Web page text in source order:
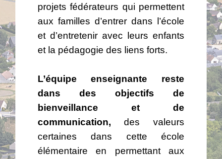
projets fédérateurs qui permettent
aux familles d’entrer dans l’école
et d’entretenir avec leurs enfants
et la pédagogie des liens forts.
L’équipe enseignante reste
dans des objectifs de
bienveillance et de
communication, des valeurs
certaines dans cette école
élémentaire en permettant aux